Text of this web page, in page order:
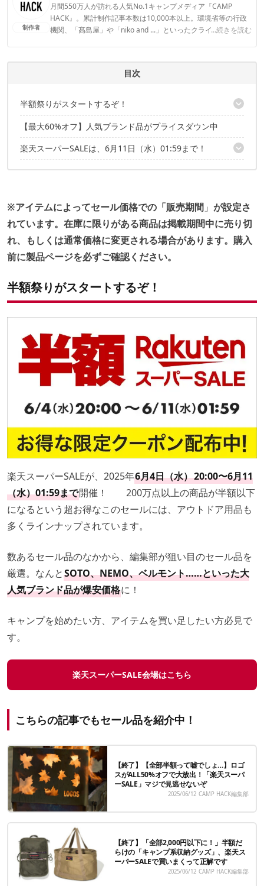
制作者
月間550万人が訪れる人気No.1キャンプメディア『CAMP
HACK』。累計制作記事本数は10,000本以上。環境省等の行政
機関、「髙島屋」や「niko and ...」といったクライアントとの
...続きを読む
CAMP HACK編集部のプロフィール
目次
半額祭りがスタートするぞ！
こちらの記事でもセール品を紹介中！
【最大60%オフ】人気ブランド品がプライスダウン中
楽天スーパーSALEは、6月11日（水）01:59まで！
※アイテムによってセール価格での「販売期間 」 が設定さ
れています。 在庫に限りがある商品は掲載期間中に売り切
れ、もしくは通常価格に変更される場合があります。 購入
前に製品ページを必ずご確認ください。
半額祭りがスタートするぞ！
楽天スーパーSALEが、2025年6月4日（水）20:00〜6月11
（水）01:59まで開催！ 200万点以上の商品が半額以下
になるという超お得なこのセールには、アウトドア用品も
多くラインナップされています。
数あるセール品のなかから、編集部が狙い目のセール品を
厳選。なんとSOTO、NEMO、ベルモント……といった大
人気ブランド品が爆安価格に！
キャンプを始めたい方、アイテムを買い足したい方必見で
す。
楽天スーパーSALE会場はこちら
こちらの記事でもセール品を紹介中！
【終了】【全部半額って嘘でしょ…】ロゴ
スがALL50%オフで大放出！「楽天スーパ
ーSALE」マジで見逃せないぞ
2025/06/12 CAMP HACK編集部
【終了】「全部2,000円以下に！」半額だ
らけの「キャンプ系収納グッズ」、楽天ス
ーパーSALEで買いまくって正解です
2025/06/12 CAMP HACK編集部